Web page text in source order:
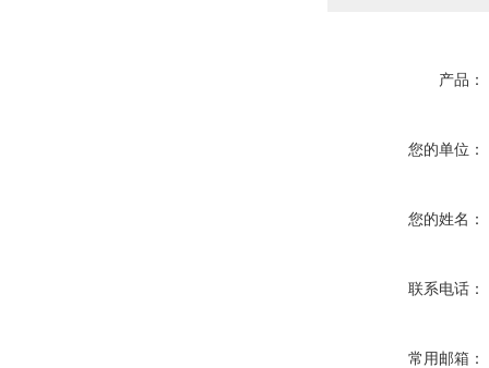
产品：
您的单位：
您的姓名：
联系电话：
常用邮箱：